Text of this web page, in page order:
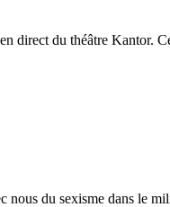
direct du théâtre Kantor.
du sexisme dans le